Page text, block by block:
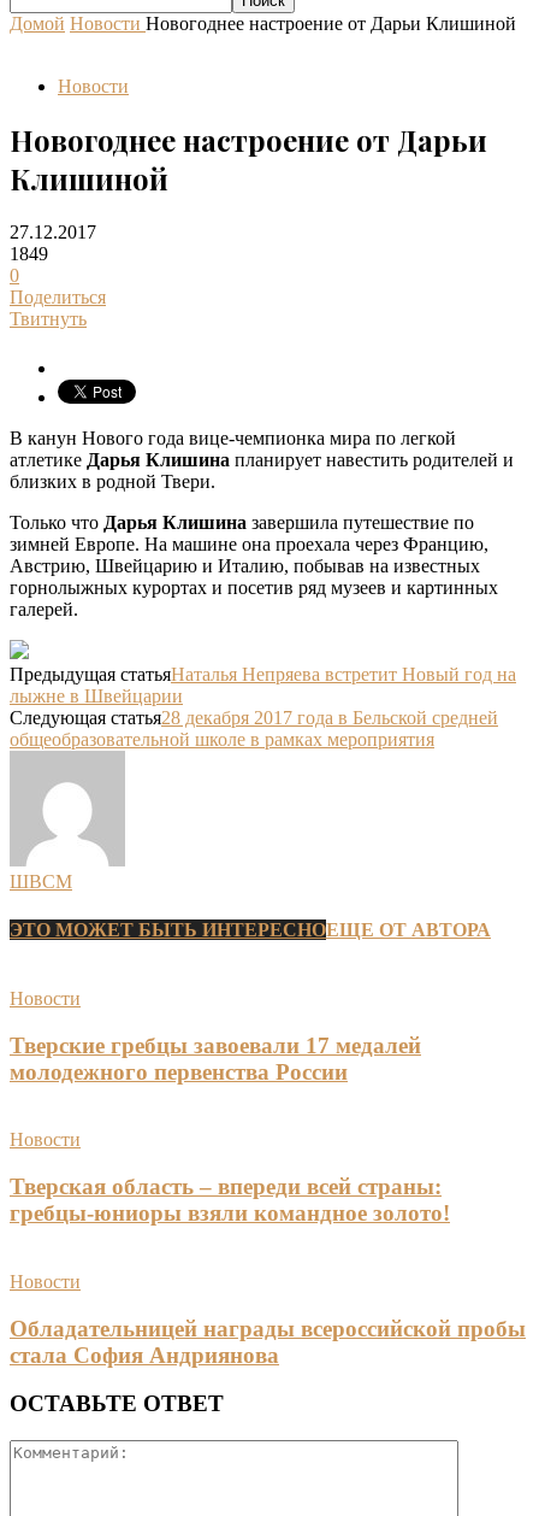
Домой Новости Новогоднее настроение от Дарьи Клишиной
Новости
Новогоднее настроение от Дарьи
Клишиной
27.12.2017
1849
0
Поделиться
Твитнуть
В канун Нового года вице-чемпионка мира по легкой
атлетике Дарья Клишина планирует навестить родителей и
близких в родной Твери.
Только что Дарья Клишина завершила путешествие по
зимней Европе. На машине она проехала через Францию,
Австрию, Швейцарию и Италию, побывав на известных
горнолыжных курортах и посетив ряд музеев и картинных
галерей.
Предыдущая статьяНаталья Непряева встретит Новый год на
лыжне в Швейцарии
Следующая статья28 декабря 2017 года в Бельской средней
общеобразовательной школе в рамках мероприятия
ШВСМ
ЭТО МОЖЕТ БЫТЬ ИНТЕРЕСНОЕЩЕ ОТ АВТОРА
Новости
Тверские гребцы завоевали 17 медалей
молодежного первенства России
Новости
Тверская область – впереди всей страны:
гребцы-юниоры взяли командное золото!
Новости
Обладательницей награды всероссийской пробы
стала София Андриянова
ОСТАВЬТЕ ОТВЕТ